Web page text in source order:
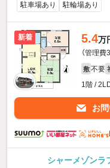
駐車場あり 駐輪場あり
新着 5.4万
（管理費
敷 不要
1階 /
お
シャーメゾンラ